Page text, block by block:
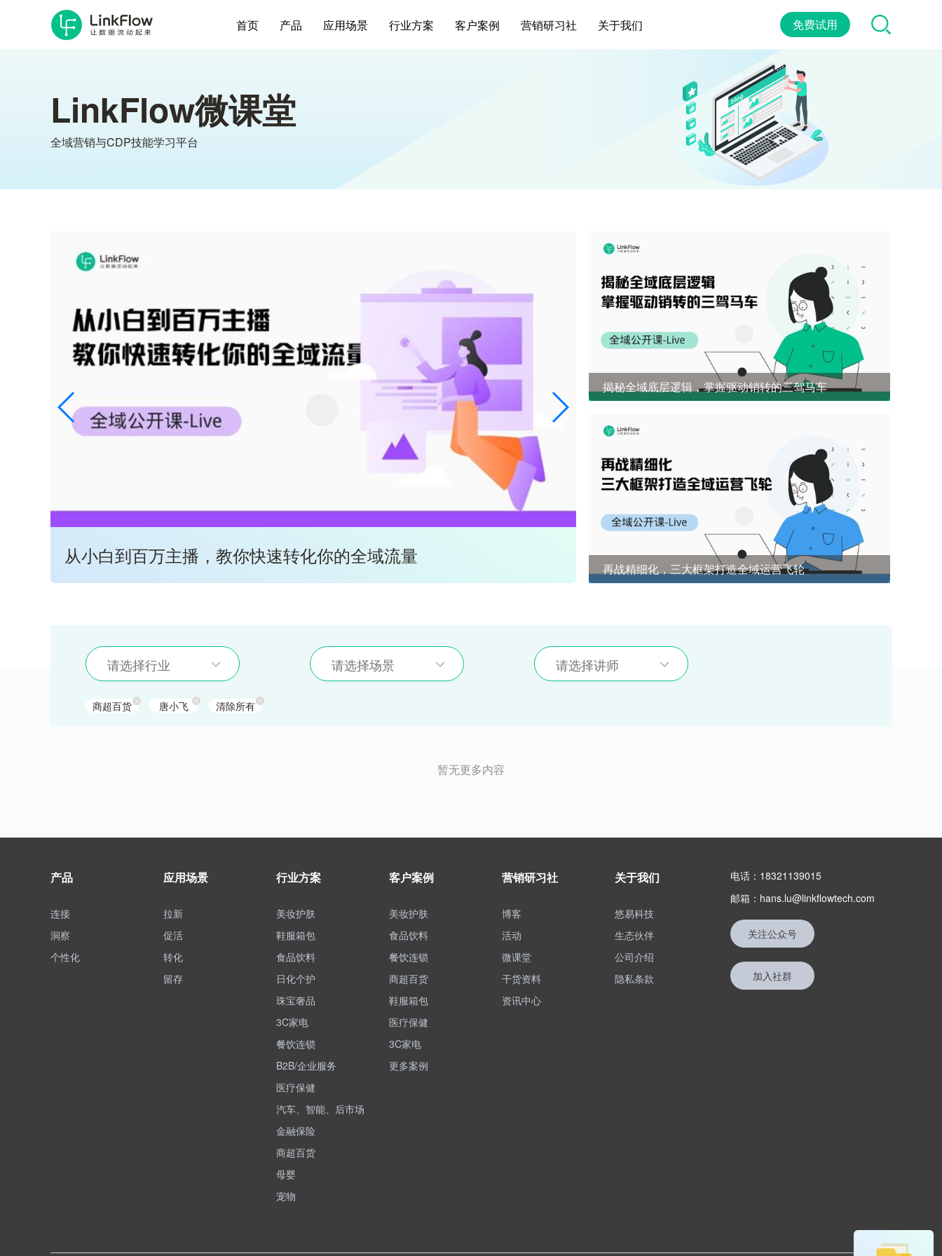
首页 产品 应用场景 行业方案 客户案例 营销研习社 关于我们 免费试用
LinkFlow微课堂
全域营销与CDP技能学习平台
从小白到百万主播，教你快速转化你的全域流量 全域开源社群兜底 前1%能悟到的社群成单策略
揭秘全域底层逻辑，掌握驱动销转的三驾马车
再战精细化，三大框架打造全域运营飞轮
请选择行业 请选择场景 请选择讲师
商超百货 唐小飞 清除所有
暂无更多内容
产品
连接
洞察
个性化
应用场景
拉新
促活
转化
留存
行业方案
美妆护肤
鞋服箱包
食品饮料
日化个护
珠宝奢品
3C家电
餐饮连锁
B2B/企业服务
医疗保健
汽车、智能、后市场
金融保险
商超百货
母婴
宠物
客户案例
美妆护肤
食品饮料
餐饮连锁
商超百货
鞋服箱包
医疗保健
3C家电
更多案例
营销研习社
博客
活动
微课堂
干货资料
资讯中心
关于我们
悠易科技
生态伙伴
公司介绍
隐私条款
电话：18321139015
邮箱：hans.lu@linkflowtech.com
关注公众号
加入社群